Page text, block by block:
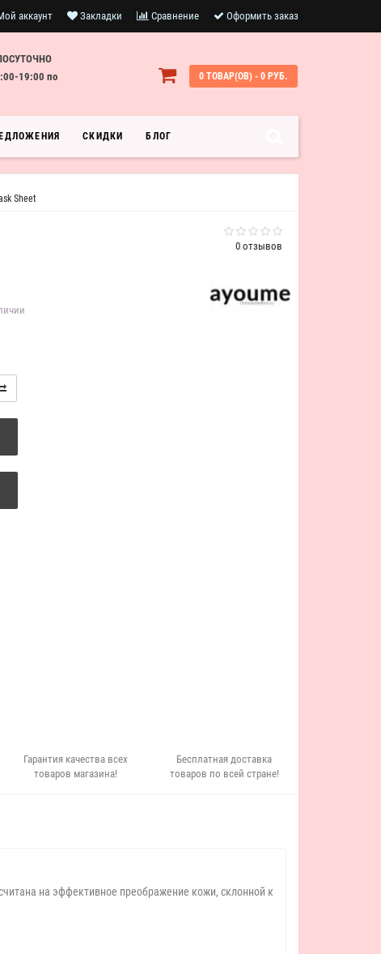
аккаунт Закладки Сравнение Оформить заказ
19:00 по
0 ТОВАР(ОВ) - 0 РУБ.
СКИДКИ БЛОГ
Sheet
0 отзывов
Гарантия качества всех
товаров магазина!
Бесплатная доставка
товаров по всей стране!
на эффективное преображение кожи, склонной к